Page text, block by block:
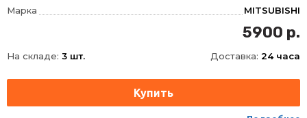
Марка
MITSUBISHI
OUTLANDER I
2023-
Материал
Сталь
5900 р.
На складе: 3 шт. Доставка: 24 часа